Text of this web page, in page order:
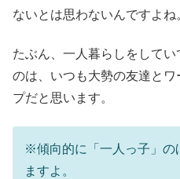
ないとは思わないんですよね
たぶん、一人暮らしをして
のは、いつも大勢の友達と
プだと思います。
※傾向的に「一人っ子」の
ますよ。